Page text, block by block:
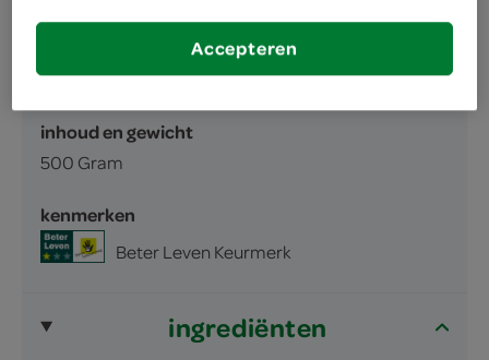
Gekookte spinazie à la crème met gebraden
cordon bleu in jus en aardappelpuree
inhoud en gewicht
500 Gram
kenmerken
Beter Leven Keurmerk
ingrediënten
Accepteren